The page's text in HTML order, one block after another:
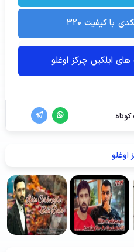
با کیفیت ۳۲۰
ایلکین چرکز اوغلو
اوغلو